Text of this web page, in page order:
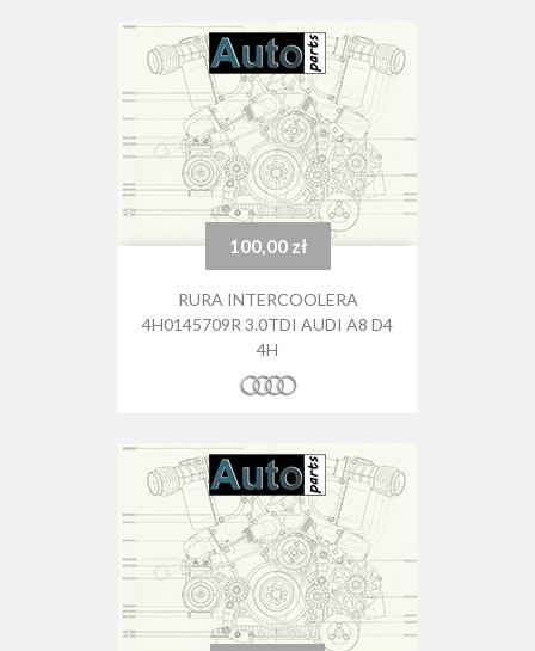
Cena100,00 zł
RURA INTERCOOLERA
4H0145709R 3.0TDI AUDI A8 D4
4H